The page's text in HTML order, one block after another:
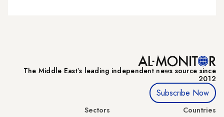
The Middle Eastʼs leading independent news source since
2012
Subscribe Now
Countries
Sectors